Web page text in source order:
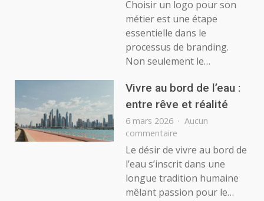
choisir
le
logo
idéal
pour
métier
Choisir un logo pour son
métier est une étape
essentielle dans le
processus de branding.
Non seulement le…
Vivre au bord de l’eau :
entre rêve et réalité
6 mars 2026
Aucun
commentaire
Vivre
au
bord
de
l’eau
Le désir de vivre au bord de
l’eau s’inscrit dans une
longue tradition humaine
mêlant passion pour le…